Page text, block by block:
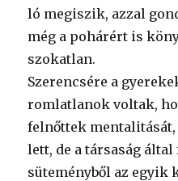
ló megiszik, azzal
még a pohárért is
szokatlan.
Szerencsére a
romlatlanok voltak,
felnőttek
lett, de a társaság
süteményből az egyik